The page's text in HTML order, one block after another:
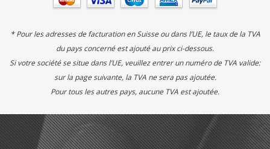
* Pour les adresses de facturation en Suisse ou dans l’UE, le taux de la TVA
du pays concerné est ajouté au prix ci-dessous.
Si votre société se situe dans l’UE, veuillez entrer un numéro de TVA valide:
sur la page suivante, la TVA ne sera pas ajoutée.
Pour tous les autres pays, aucune TVA est ajoutée.